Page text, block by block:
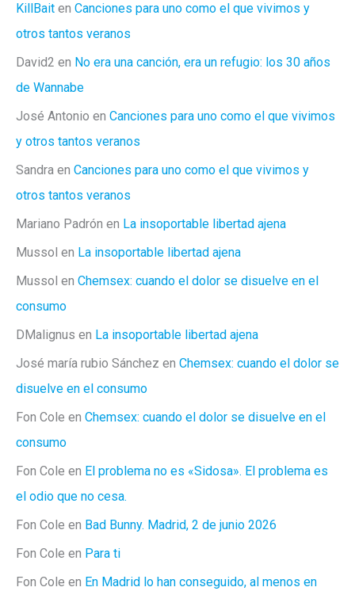
KillBait en Canciones para uno como el que vivimos y
otros tantos veranos
David2 en No era una canción, era un refugio: los 30 años
de Wannabe
José Antonio en Canciones para uno como el que vivimos
y otros tantos veranos
Sandra en Canciones para uno como el que vivimos y
otros tantos veranos
Mariano Padrón en La insoportable libertad ajena
Mussol en La insoportable libertad ajena
Mussol en Chemsex: cuando el dolor se disuelve en el
consumo
DMalignus en La insoportable libertad ajena
José maría rubio Sánchez en Chemsex: cuando el dolor se
disuelve en el consumo
Fon Cole en Chemsex: cuando el dolor se disuelve en el
consumo
Fon Cole en El problema no es «Sidosa». El problema es
el odio que no cesa.
Fon Cole en Bad Bunny. Madrid, 2 de junio 2026
Fon Cole en Para ti
Fon Cole en En Madrid lo han conseguido, al menos en